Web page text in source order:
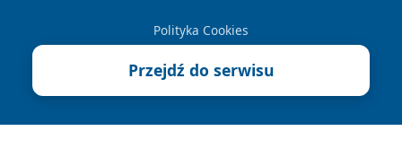
Polityka Cookies
Przejdź do serwisu